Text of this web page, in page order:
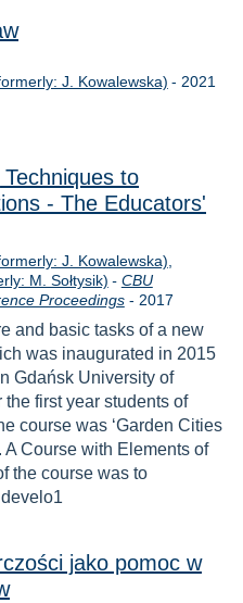
J. Kowalewska) - Year
2021
to
- The Educators'
J. Kowalewska)
M. Sołtysik) - CBU
Proceedings- Year
2017
and basic tasks of a new
was inaugurated in 2015
Gdańsk University of
first year students of
course was ‘Garden Cities
Course with Elements of
the course was to
jako pomoc w